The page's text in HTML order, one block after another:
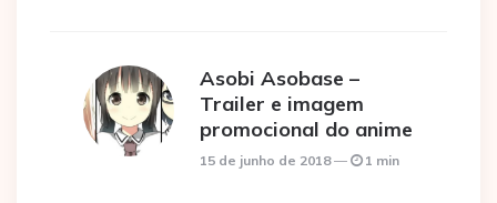
Asobi Asobase –
Trailer e imagem
promocional do anime
15 de junho de 2018 1 min